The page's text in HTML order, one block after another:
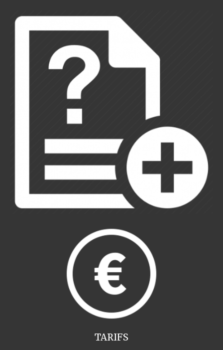
TARIFS